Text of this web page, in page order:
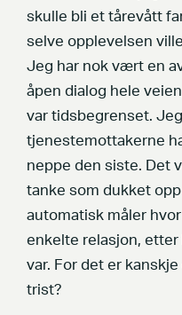
skulle bli et tårevått
selve opplevelsen
Jeg har nok vært en
åpen dialog hele
var tidsbegrenset.
tjenestemottakerne
neppe den siste. Det
tanke som dukket
automatisk måler
enkelte relasjon,
var. For det er
trist?